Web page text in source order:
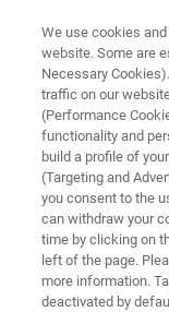
ナノメカニカル試験 ウェ
高分子薄
ウェビナ
的粘弾性
～
We use cookies
website. Some are
Necessary
traffic on our
(Performance
functionality and
build a profile of
(Targeting and
you consent to the
can withdraw your
time by clicking on
left of the page.
more information.
deactivated by